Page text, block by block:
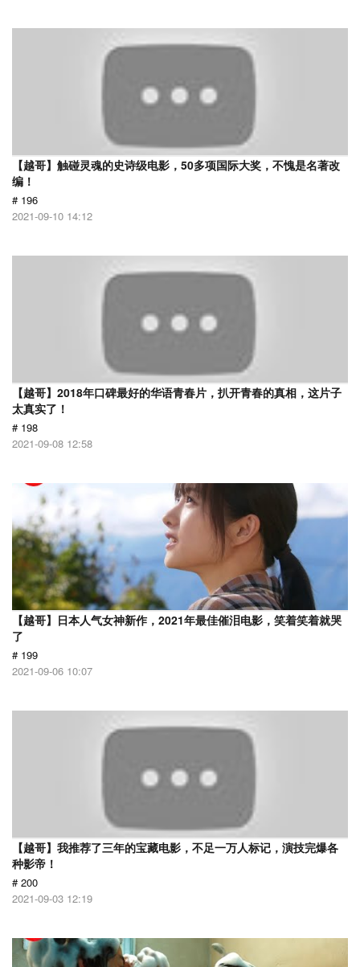
【越哥】触碰灵魂的史诗级电影，50多项国际大奖，不愧是名著改
编！
# 196
2021-09-10 14:12
【越哥】2018年口碑最好的华语青春片，扒开青春的真相，这片子
太真实了！
# 198
2021-09-08 12:58
【越哥】日本人气女神新作，2021年最佳催泪电影，笑着笑着就哭
了
# 199
2021-09-06 10:07
【越哥】我推荐了三年的宝藏电影，不足一万人标记，演技完爆各
种影帝！
# 200
2021-09-03 12:19